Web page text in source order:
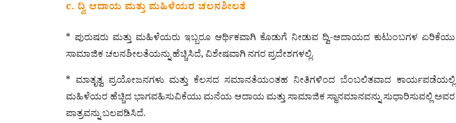
c. ದ್ವಿ ಆದಾಯ ಮತ್ತು ಮಹಿಳೆಯರ ಚಲನಶೀಲತೆ
* ಪುರುಷರು ಮತ್ತು ಮಹಿಳೆಯರು ಇಬ್ಬರೂ ಆರ್ಥಿಕವಾಗಿ ಕೊಡುಗೆ ನೀಡುವ ದ್ವಿ-ಆದಾಯದ ಕುಟುಂಬಗಳ ಏರಿಕೆಯು
ಸಾಮಾಜಿಕ ಚಲನಶೀಲತೆಯನ್ನು ಹೆಚ್ಚಿಸಿದೆ, ವಿಶೇಷವಾಗಿ ನಗರ ಪ್ರದೇಶಗಳಲ್ಲಿ.
* ಮಾತೃತ್ವ ಪ್ರಯೋಜನಗಳು ಮತ್ತು ಕೆಲಸದ ಸಮಾನತೆಯಂತಹ ನೀತಿಗಳಿಂದ ಬೆಂಬಲಿತವಾದ ಕಾರ್ಯಪಡೆಯಲ್ಲಿ
ಮಹಿಳೆಯರ ಹೆಚ್ಚಿದ ಭಾಗವಹಿಸುವಿಕೆಯು ಮನೆಯ ಆದಾಯ ಮತ್ತು ಸಾಮಾಜಿಕ ಸ್ಥಾನಮಾನವನ್ನು ಸುಧಾರಿಸುವಲ್ಲಿ ಅವರ
ಪಾತ್ರವನ್ನು ಬಲಪಡಿಸಿದೆ.